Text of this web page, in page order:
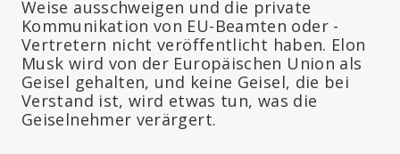
Weise ausschweigen und die private
Kommunikation von EU-Beamten oder -
Vertretern nicht veröffentlicht haben. Elon
Musk wird von der Europäischen Union als
Geisel gehalten, und keine Geisel, die bei
Verstand ist, wird etwas tun, was die
Geiselnehmer verärgert.